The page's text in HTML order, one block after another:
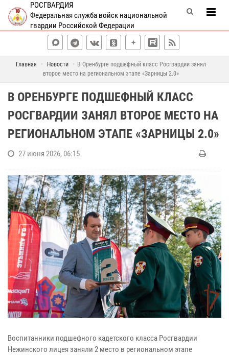
РОСГВАРДИЯ
Федеральная служба войск национальной
гвардии Российской Федерации
Главная Новости
В Оренбурге подшефный класс Росгвардии занял
второе место на региональном этапе «Зарницы 2.0»
В ОРЕНБУРГЕ ПОДШЕФНЫЙ КЛАСС
РОСГВАРДИИ ЗАНЯЛ ВТОРОЕ МЕСТО НА
РЕГИОНАЛЬНОМ ЭТАПЕ «ЗАРНИЦЫ 2.0»
27 июня 2026, 06:15
Воспитанники подшефного кадетского класса Росгвардии
Нежинского лицея заняли 2 место в региональном этапе